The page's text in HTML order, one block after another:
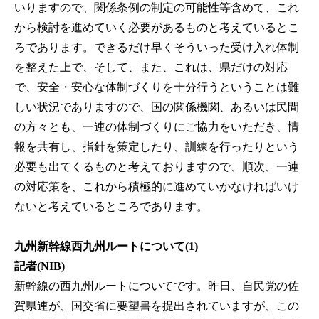
いりますので、関係条例の制定の可能性等含めて、これ
から検討を進めていく必要があるものと考えているとこ
ろであります。できるだけ早くそういった受け入れ体制
を整えた上で、そして、また、これは、県だけの対応
で、安全・安心な体制づくりを十分行うということは難
しい状況でありますので、国の関係機関、あるいは民間
の方々とも、一連の体制づくりにご協力をいただき、情
報を共有し、指針を策定したり、訓練を行ったりという
必要も出てくるものと考えておりますので、順次、一連
の対応策を、これから積極的に進めていかなければいけ
ないと考えているところであります。
九州新幹線西九州ルートについて(1)
記者(NIB)
新幹線の西九州ルートについてです。昨日、自民党の佐
賀県連が、国交省に要望書を提出されていますが、この